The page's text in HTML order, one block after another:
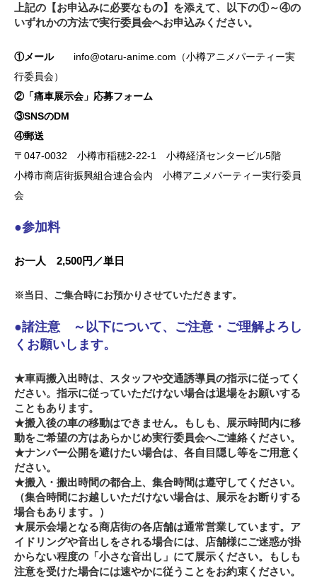
上記の【お申込みに必要なもの】を添えて、以下の①～④の
いずれかの方法で実行委員会へお申込みください。
①メールinfo@otaru-anime.com（小樽アニメパーティー実
行委員会）
②「痛車展示会」応募フォーム
③SNSのDM
④郵送
〒047-0032 小樽市稲穂2-22-1 小樽経済センタービル5階
小樽市商店街振興組合連合会内 小樽アニメパーティー実行委員
会
●参加料
お一人 2,500円／単日
※当日、ご集合時にお預かりさせていただきます。
●諸注意 ～以下について、ご注意・ご理解よろし
くお願いします。
★車両搬入出時は、スタッフや交通誘導員の指示に従ってく
ださい。指示に従っていただけない場合は退場をお願いする
こともあります。
★搬入後の車の移動はできません。もしも、展示時間内に移
動をご希望の方はあらかじめ実行委員会へご連絡ください。
★ナンバー公開を避けたい場合は、各自目隠し等をご用意く
ださい。
★搬入・搬出時間の都合上、集合時間は遵守してください。
（集合時間にお越しいただけない場合は、展示をお断りする
場合もあります。）
★展示会場となる商店街の各店舗は通常営業しています。ア
イドリングや音出しをされる場合には、店舗様にご迷惑が掛
からない程度の「小さな音出し」にて展示ください。もしも
注意を受けた場合には速やかに従うことをお約束ください。